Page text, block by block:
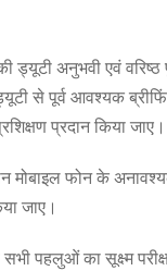
ड्यूटी अनुभवी एवं
से पूर्व आवश्यक
प्रदान किया जाए।
मोबाइल फोन के
जाए।
पहलुओं का सूक्ष्म